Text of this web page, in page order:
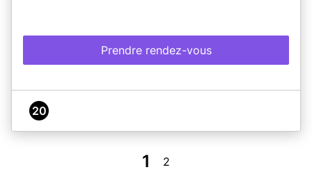
Prendre rendez-vous
20
1 2